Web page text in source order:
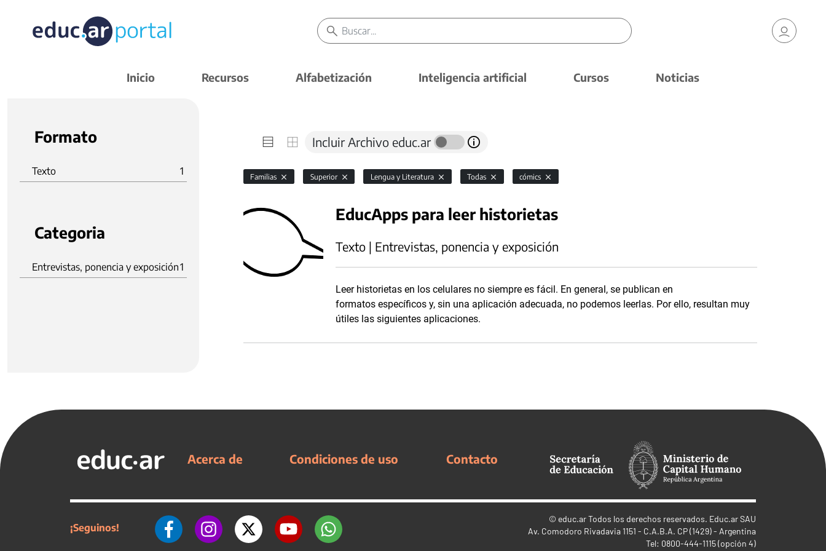
Inicio Recursos Alfabetización Inteligencia artificial Cursos Noticias
Formato
Texto 1
Categoria
Entrevistas, ponencia y exposición1
Incluir Archivo educ.ar
Familias Superior Lengua y Literatura Todas cómics
EducApps para leer historietas
Texto | Entrevistas, ponencia y exposición
Leer historietas en los celulares no siempre es fácil. En general, se publican en
formatos específicos y, sin una aplicación adecuada, no podemos leerlas. Por ello, resultan muy
útiles las siguientes aplicaciones.
Acerca de Condiciones de uso Contacto
¡Seguinos!
© educ.arTodos los derechos reservados. Educ.ar SAU
Av. Comodoro Rivadavia 1151 - C.A.B.A. CP (1429) - Argentina
Tel: 0800-444-1115 (opción 4)